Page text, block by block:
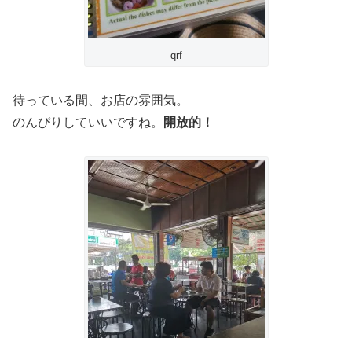
qrf
待っている間、お店の雰囲気。
のんびりしていいですね。
開放的！